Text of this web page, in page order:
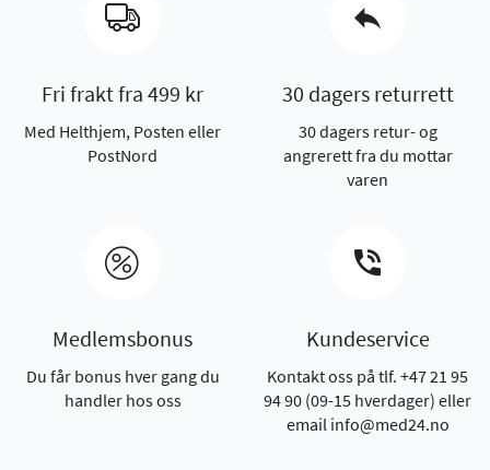
Fri frakt fra 499 kr
Med Helthjem, Posten eller
PostNord
30 dagers returrett
30 dagers retur- og
angrerett fra du mottar
varen
Medlemsbonus
Du får bonus hver gang du
handler hos oss
Kundeservice
Kontakt oss på tlf. +47 21 95
94 90 (09-15 hverdager) eller
email info@med24.no